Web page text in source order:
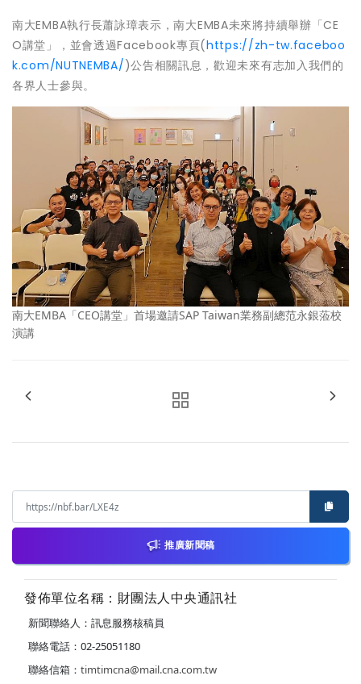
南大EMBA執行長蕭詠璋表示，南大EMBA未來將持續舉辦「CE
O講堂」，並會透過Facebook專頁(https://zh-tw.faceboo
k.com/NUTNEMBA/)公告相關訊息，歡迎未來有志加入我們的
各界人士參與。
南大EMBA「CEO講堂」首場邀請SAP Taiwan業務副總范永銀蒞校
演講
推廣新聞稿
發佈單位名稱：財團法人中央通訊社
新聞聯絡人：訊息服務核稿員
聯絡電話：02-25051180
聯絡信箱： timtimcna@mail.cna.com.tw